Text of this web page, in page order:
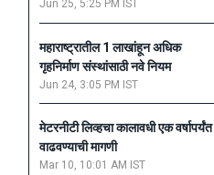
Jun 25, 5:25 PM IST
महाराष्ट्रातील 1 लाखांहून अधिक
गृहनिर्माण संस्थांसाठी नवे नियम
Jun 24, 3:05 PM IST
मेटरनीटी लिव्हचा कालावधी एक वर्षापर्यंत
वाढवण्याची मागणी
Mar 10, 10:01 AM IST